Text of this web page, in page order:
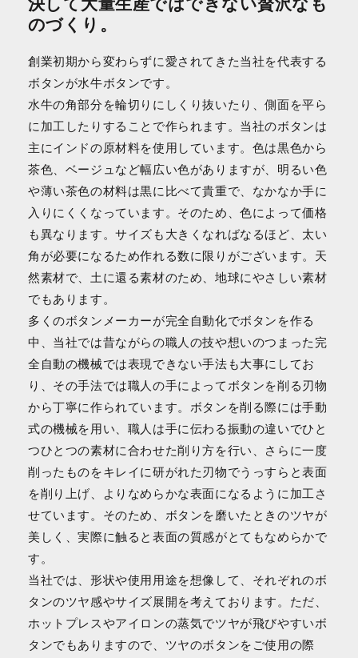
のづくり。
創業初期から変わらずに愛されてきた当社を代表する
ボタンが水牛ボタンです。
水牛の角部分を輪切りにしくり抜いたり、側面を平ら
に加工したりすることで作られます。当社のボタンは
主にインドの原材料を使用しています。色は黒色から
茶色、ベージュなど幅広い色がありますが、明るい色
や薄い茶色の材料は黒に比べて貴重で、なかなか手に
入りにくくなっています。そのため、色によって価格
も異なります。サイズも大きくなればなるほど、太い
角が必要になるため作れる数に限りがございます。天
然素材で、土に還る素材のため、地球にやさしい素材
でもあります。
多くのボタンメーカーが完全自動化でボタンを作る
中、当社では昔ながらの職人の技や想いのつまった完
全自動の機械では表現できない手法も大事にしてお
り、その手法では職人の手によってボタンを削る刃物
から丁寧に作られています。ボタンを削る際には手動
式の機械を用い、職人は手に伝わる振動の違いでひと
つひとつの素材に合わせた削り方を行い、さらに一度
削ったものをキレイに研がれた刃物でうっすらと表面
を削り上げ、よりなめらかな表面になるように加工さ
せています。そのため、ボタンを磨いたときのツヤが
美しく、実際に触ると表面の質感がとてもなめらかで
す。
当社では、形状や使用用途を想像して、それぞれのボ
タンのツヤ感やサイズ展開を考えております。ただ、
ホットプレスやアイロンの蒸気でツヤが飛びやすいボ
タンでもありますので、ツヤのボタンをご使用の際